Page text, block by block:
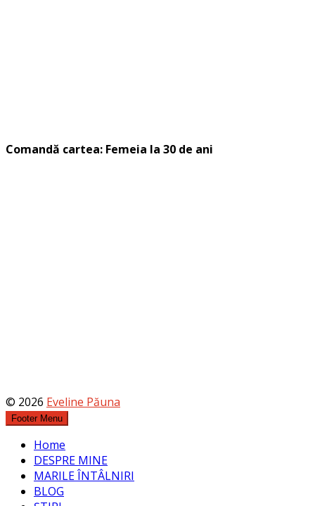
Comandă cartea: Femeia la 30 de ani
© 2026 Eveline Păuna
Footer Menu
Home
DESPRE MINE
MARILE ÎNTÂLNIRI
BLOG